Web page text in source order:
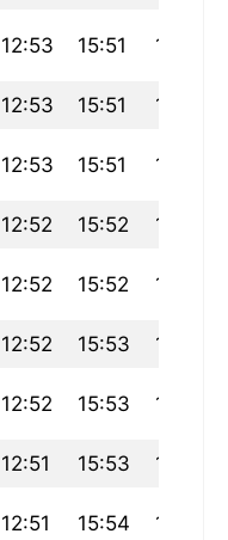
12:53 15:51 19:04
12:53 15:51 19:03
12:53 15:51 19:03
12:52 15:52 19:02
12:52 15:52 19:02
12:52 15:53 19:01
12:52 15:53 19:01
12:51 15:53 19:00
12:51 15:54 18:59